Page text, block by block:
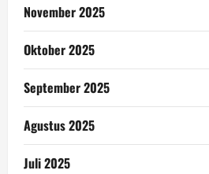
November 2025
Oktober 2025
September 2025
Agustus 2025
Juli 2025